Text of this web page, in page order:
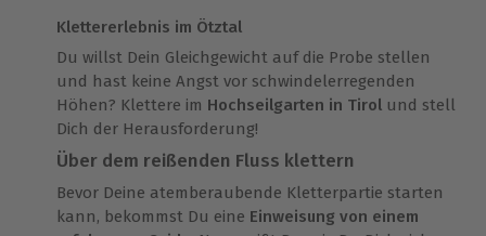
Klettererlebnis im Ötztal
Du willst Dein Gleichgewicht auf die Probe stellen
und hast keine Angst vor schwindelerregenden
Höhen? Klettere im Hochseilgarten in Tirol und stell
Dich der Herausforderung!
Über dem reißenden Fluss klettern
Bevor Deine atemberaubende Kletterpartie starten
kann, bekommst Du eine Einweisung von einem